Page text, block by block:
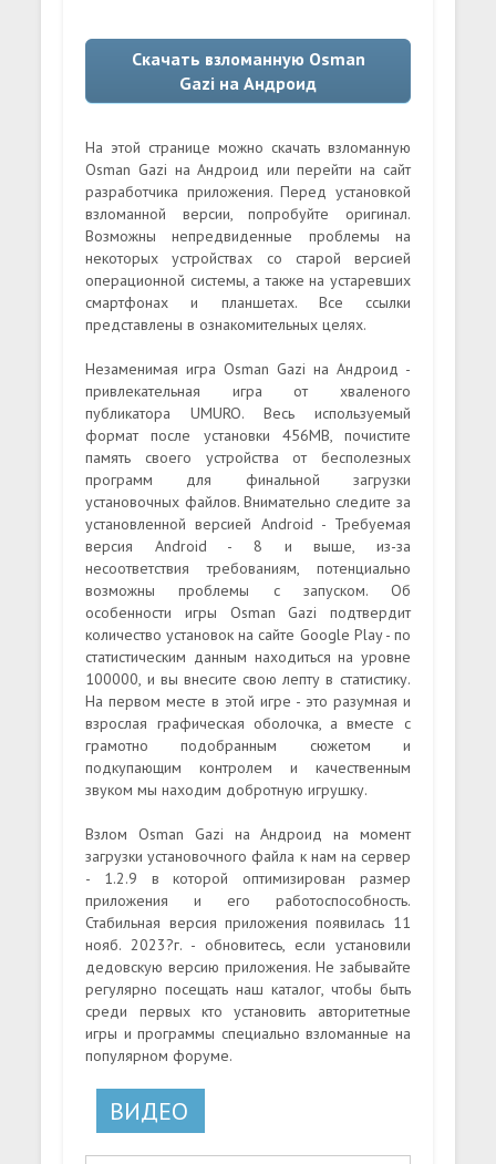
Скачать взломанную Osman
Gazi на Андроид
На этой странице можно скачать взломанную
Osman Gazi на Андроид или перейти на сайт
разработчика приложения. Перед установкой
взломанной версии, попробуйте оригинал.
Возможны непредвиденные проблемы на
некоторых устройствах со старой версией
операционной системы, а также на устаревших
смартфонах и планшетах. Все ссылки
представлены в ознакомительных целях.
Незаменимая игра Osman Gazi на Андроид -
привлекательная игра от хваленого
публикатора UMURO. Весь используемый
формат после установки 456MB, почистите
память своего устройства от бесполезных
программ для финальной загрузки
установочных файлов. Внимательно следите за
установленной версией Android - Требуемая
версия Android - 8 и выше, из-за
несоответствия требованиям, потенциально
возможны проблемы с запуском. Об
особенности игры Osman Gazi подтвердит
количество установок на сайте Google Play - по
статистическим данным находиться на уровне
100000, и вы внесите свою лепту в статистику.
На первом месте в этой игре - это разумная и
взрослая графическая оболочка, а вместе с
грамотно подобранным сюжетом и
подкупающим контролем и качественным
звуком мы находим добротную игрушку.
Взлом Osman Gazi на Андроид на момент
загрузки установочного файла к нам на сервер
- 1.2.9 в которой оптимизирован размер
приложения и его работоспособность.
Стабильная версия приложения появилась 11
нояб. 2023?г. - обновитесь, если установили
дедовскую версию приложения. Не забывайте
регулярно посещать наш каталог, чтобы быть
среди первых кто установить авторитетные
игры и программы специально взломанные на
популярном форуме.
ВИДЕО